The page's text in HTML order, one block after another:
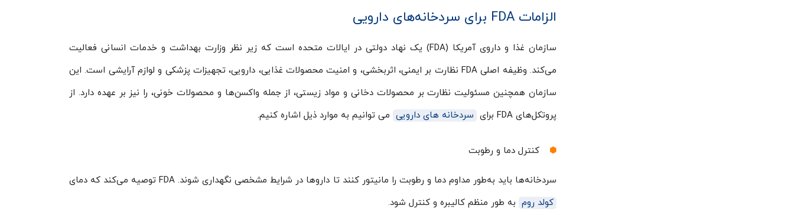
الزامات FDA برای سردخانه‌های دارویی
سازمان غذا و داروی آمریکا (FDA) یک نهاد دولتی در ایالات متحده است که زیر نظر وزارت بهداشت و خدمات انسانی فعالیت
می‌کند. وظیفه اصلی FDA نظارت بر ایمنی، اثربخشی، و امنیت محصولات غذایی، دارویی، تجهیزات پزشکی و لوازم آرایشی است. این
سازمان همچنین مسئولیت نظارت بر محصولات دخانی و مواد زیستی، از جمله واکسن‌ها و محصولات خونی، را نیز بر عهده دارد. از
پروتکل‌های FDA برای
سردخانه‌ های دارویی می توانیم به موارد ذیل اشاره کنیم.
کنترل دما و رطوبت
سردخانه‌ها باید به‌طور مداوم دما و رطوبت را مانیتور کنند تا داروها در شرایط مشخصی نگهداری شوند. FDA توصیه می‌کند که دمای
کولد روم به طور منظم کالیبره و کنترل شود.